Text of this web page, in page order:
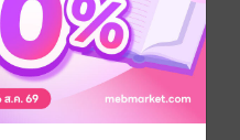
โรแมนติก